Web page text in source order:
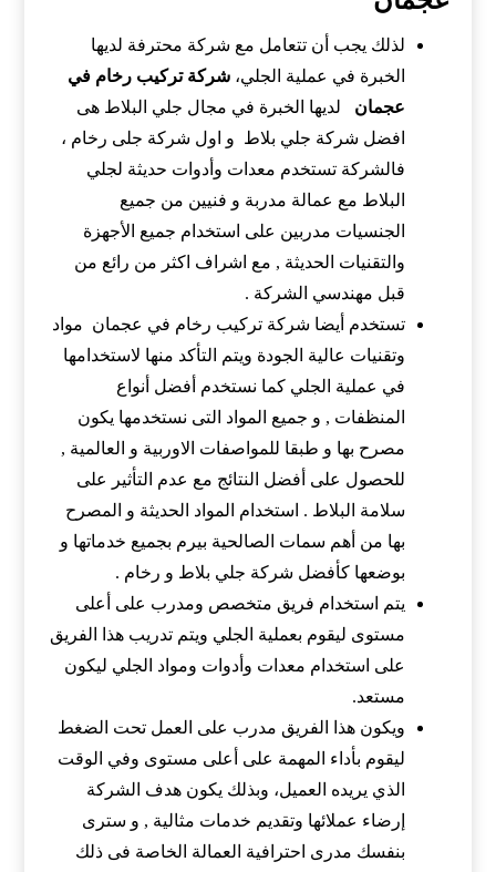
لذلك يجب أن تتعامل مع شركة محترفة لديها
الخبرة في عملية الجلي،شركة تركيب رخام في
عجمان
لديها الخبرة في مجال جلي البلاط هى
افضل شركة جلي بلاط و اول شركة جلى رخام ،
فالشركة تستخدم معدات وأدوات حديثة لجلي
البلاط مع عمالة مدربة و فنيين من جميع
الجنسيات مدربين على استخدام جميع الأجهزة
والتقنيات الحديثة , مع اشراف اكثر من رائع من
قبل مهندسي الشركة .
تستخدم أيضا شركة تركيب رخام في عجمان مواد
وتقنيات عالية الجودة ويتم التأكد منها لاستخدامها
في عملية الجلي كما نستخدم أفضل أنواع
المنظفات , و جميع المواد التى نستخدمها يكون
مصرح بها و طبقا للمواصفات الاوربية و العالمية ,
للحصول على أفضل النتائج مع عدم التأثير على
سلامة البلاط . استخدام المواد الحديثة و المصرح
بها من أهم سمات الصالحية بيرم بجميع خدماتها و
بوضعها كأفضل شركة جلي بلاط و رخام .
يتم استخدام فريق متخصص ومدرب على أعلى
مستوى ليقوم بعملية الجلي ويتم تدريب هذا الفريق
على استخدام معدات وأدوات ومواد الجلي ليكون
مستعد.
ويكون هذا الفريق مدرب على العمل تحت الضغط
ليقوم بأداء المهمة على أعلى مستوى وفي الوقت
الذي يريده العميل، وبذلك يكون هدف الشركة
إرضاء عملائها وتقديم خدمات مثالية , و سترى
بنفسك مدرى احترافية العمالة الخاصة فى ذلك